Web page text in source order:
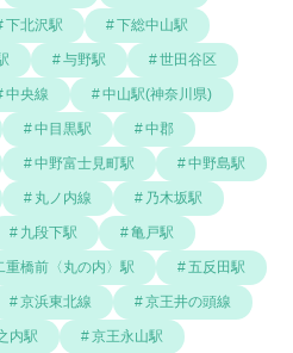
下北沢駅 下総中山駅
与野駅 世田谷区
中央線 中山駅(神奈川県)
中目黒駅 中郡
中野富士見町駅 中野島駅
丸ノ内線 乃木坂駅
九段下駅 亀戸駅
重橋前〈丸の内〉駅 五反田駅
京浜東北線 京王井の頭線
内駅 京王永山駅